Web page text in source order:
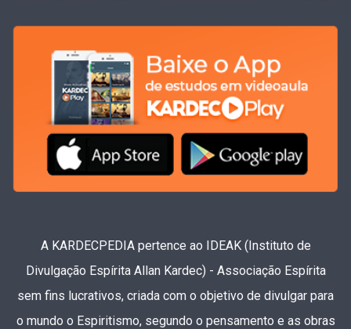
A KARDECPEDIA pertence ao IDEAK (Instituto de
Divulgação Espírita Allan Kardec) - Associação Espírita
sem fins lucrativos, criada com o objetivo de divulgar para
o mundo o Espiritismo, segundo o pensamento e as obras